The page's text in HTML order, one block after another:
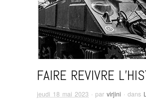
FAIRE REVIVRE
jeudi 18 mai 2023 · par virjini · dans